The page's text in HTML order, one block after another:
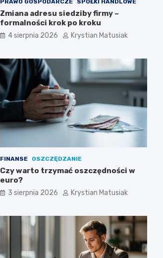
PRAWO GOSPODARCZE SPÓŁKI HANDLOWE
Zmiana adresu siedziby firmy –
formalności krok po kroku
4 sierpnia 2026 Krystian Matusiak
FINANSE OSZCZĘDZANIE
Czy warto trzymać oszczędności w
euro?
3 sierpnia 2026 Krystian Matusiak